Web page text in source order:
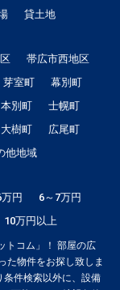
貸土地
帯広市西地区
芽室町
幕別町
本別町
士幌町
大樹町
広尾町
他地域
円
6～7万円
10万円以上
トコム」！ 部屋の広
た物件をお探し致しま
件検索以外に、設備